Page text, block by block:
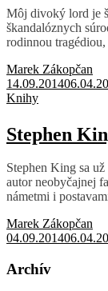
Môj divoký lord je
škandalóznych
rodinnou tragédiou,
Marek Zákopčan
14.09.2014
Knihy
Stephen
Stephen King sa
autor neobyčajnej
námetmi i
Marek Zákopčan
04.09.2014
Archív